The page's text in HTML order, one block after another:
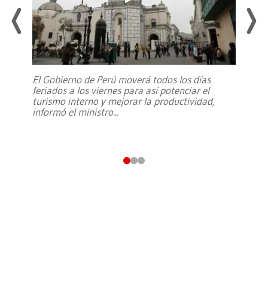
El Gobierno de Perú moverá todos los días
feriados a los viernes para así potenciar el
turismo interno y mejorar la productividad,
informó el ministro...